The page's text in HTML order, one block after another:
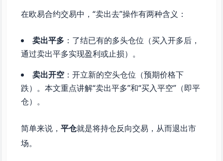
在欧易合约交易中，“卖出去”操作有两种含义：
卖出平多 ：了结已有的多头仓位（买入开多后，
通过卖出平多实现盈利或止损）。
卖出开空 ：开立新的空头仓位（预期价格下
跌）。本文重点讲解“卖出平多”和“买入平空”（即平
仓）。
简单来说，平仓就是将持仓反向交易，从而退出市
场。